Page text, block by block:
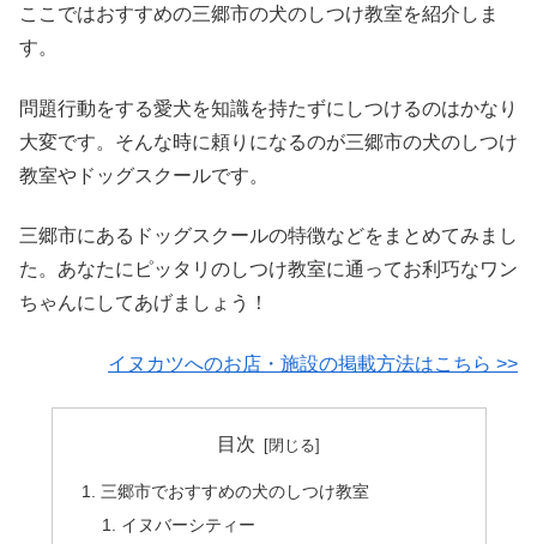
ここではおすすめの三郷市の犬のしつけ教室を紹介しま
す。
問題行動をする愛犬を知識を持たずにしつけるのはかなり
大変です。そんな時に頼りになるのが三郷市の犬のしつけ
教室やドッグスクールです。
三郷市にあるドッグスクールの特徴などをまとめてみまし
た。あなたにピッタリのしつけ教室に通ってお利巧なワン
ちゃんにしてあげましょう！
イヌカツへのお店・施設の掲載方法はこちら >>
目次
三郷市でおすすめの犬のしつけ教室
イヌバーシティー